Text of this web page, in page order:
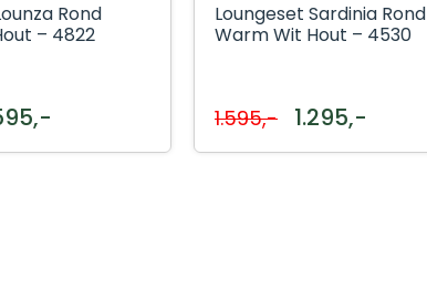
Rond
– 4822
Loungeset Sardinia Rond
Warm Wit Hout – 4530
1.595,- 1.295,-